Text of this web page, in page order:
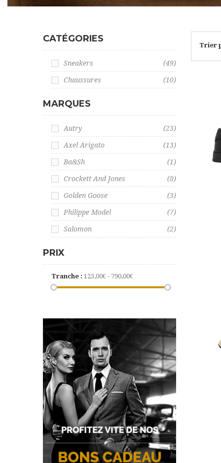
CATÉGORIES
Sneakers (49)
Chaussures (10)
MARQUES
Autry (23)
Axel Arigato (13)
Ba&sh (1)
Crockett And Jones (8)
Golden Goose (3)
Philippe Model (7)
Salomon (2)
PRIX
Tranche : 123,00€ - 790,00€
Trier